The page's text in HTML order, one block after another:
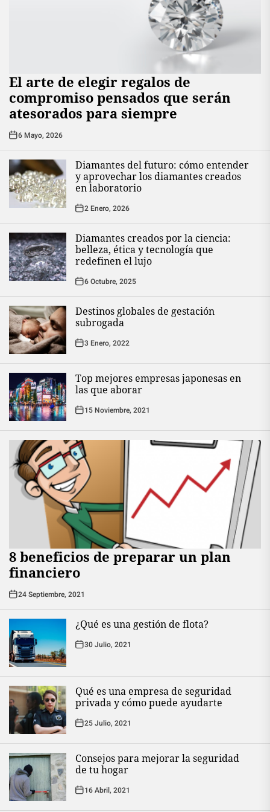
El arte de elegir regalos de
compromiso pensados que serán
atesorados para siempre
6 Mayo, 2026
Diamantes del futuro: cómo entender
y aprovechar los diamantes creados
en laboratorio
2 Enero, 2026
Diamantes creados por la ciencia:
belleza, ética y tecnología que
redefinen el lujo
6 Octubre, 2025
Destinos globales de gestación
subrogada
3 Enero, 2022
Top mejores empresas japonesas en
las que aborar
15 Noviembre, 2021
8 beneficios de preparar un plan
financiero
24 Septiembre, 2021
¿Qué es una gestión de flota?
30 Julio, 2021
Qué es una empresa de seguridad
privada y cómo puede ayudarte
25 Julio, 2021
Consejos para mejorar la seguridad
de tu hogar
16 Abril, 2021